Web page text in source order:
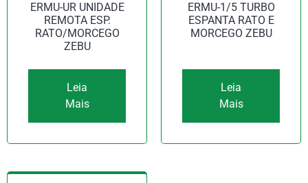
ERMU-UR UNIDADE
REMOTA ESP.
RATO/MORCEGO
ZEBU
Leia
Mais
ERMU-1/5 TURBO
ESPANTA RATO E
MORCEGO ZEBU
Leia
Mais